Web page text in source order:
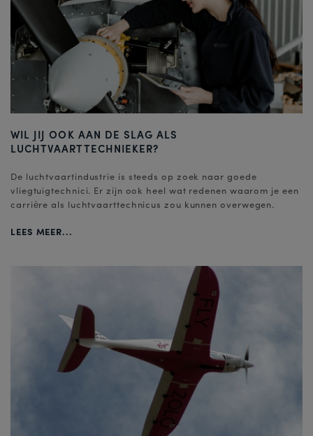
WIL JIJ OOK AAN DE SLAG ALS
LUCHTVAARTTECHNIEKER?
De luchtvaartindustrie is steeds op zoek naar goede
vliegtuigtechnici. Er zijn ook heel wat redenen waarom je een
carrière als luchtvaarttechnicus zou kunnen overwegen.
LEES MEER...